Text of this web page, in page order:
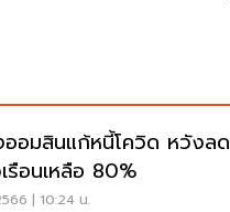
อมสินแก้หนี้โควิด หวังลด
รือนเหลือ 80%
| 10:24 น.